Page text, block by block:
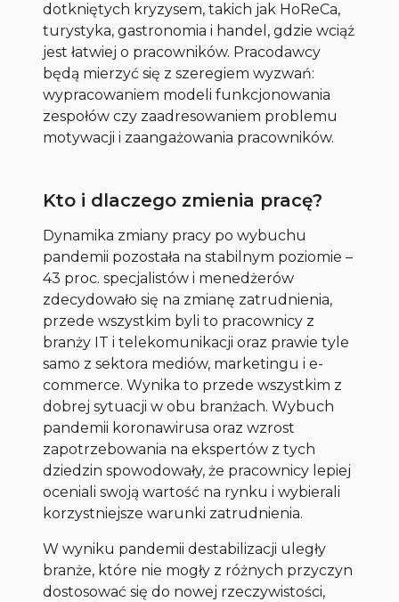
dotkniętych kryzysem, takich jak HoReCa,
turystyka, gastronomia i handel, gdzie wciąż
jest łatwiej o pracowników. Pracodawcy
będą mierzyć się z szeregiem wyzwań:
wypracowaniem modeli funkcjonowania
zespołów czy zaadresowaniem problemu
motywacji i zaangażowania pracowników.
Kto i dlaczego zmienia pracę?
Dynamika zmiany pracy po wybuchu
pandemii pozostała na stabilnym poziomie –
43 proc. specjalistów i menedżerów
zdecydowało się na zmianę zatrudnienia,
przede wszystkim byli to pracownicy z
branży IT i telekomunikacji oraz prawie tyle
samo z sektora mediów, marketingu i e-
commerce. Wynika to przede wszystkim z
dobrej sytuacji w obu branżach. Wybuch
pandemii koronawirusa oraz wzrost
zapotrzebowania na ekspertów z tych
dziedzin spowodowały, że pracownicy lepiej
oceniali swoją wartość na rynku i wybierali
korzystniejsze warunki zatrudnienia.
W wyniku pandemii destabilizacji uległy
branże, które nie mogły z różnych przyczyn
dostosować się do nowej rzeczywistości,